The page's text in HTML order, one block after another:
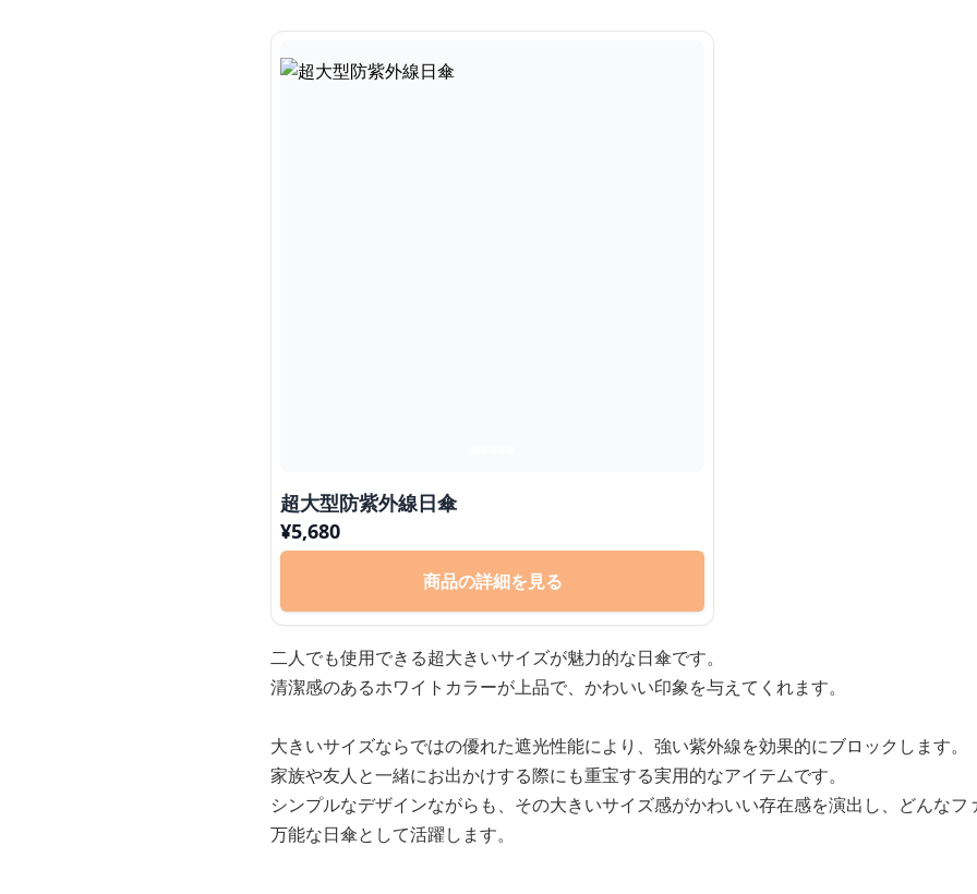
超大型防紫外線日傘
¥5,680
商品の詳細を見る
二人でも使用できる超大きいサイズが魅力的な日傘です。
清潔感のあるホワイトカラーが上品で、かわいい印象を与えてくれます。
大きいサイズならではの優れた遮光性能により、強い紫外線を効果的にブロックします。
家族や友人と一緒にお出かけする際にも重宝する実用的なアイテムです。
シンプルなデザインながらも、その大きいサイズ感がかわいい存在感を演出し、どんな
万能な日傘として活躍します。